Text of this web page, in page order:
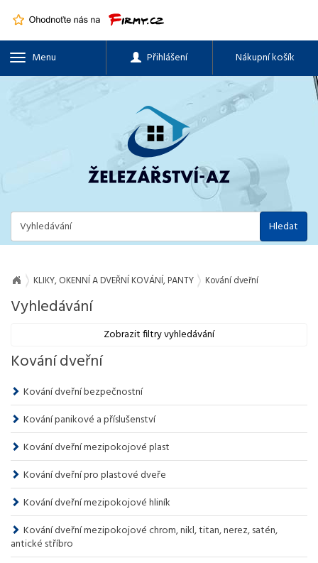
Menu Přihlášení Nákupní košík
Hledat
KLIKY, OKENNÍ A DVEŘNÍ KOVÁNÍ, PANTY Kování dveřní
Vyhledávání
Zobrazit filtry vyhledávání
Kování dveřní
Kování dveřní bezpečnostní
Kování panikové a příslušenství
Kování dveřní mezipokojové plast
Kování dveřní pro plastové dveře
Kování dveřní mezipokojové hliník
Kování dveřní mezipokojové chrom, nikl, titan, nerez, satén,
antické stříbro